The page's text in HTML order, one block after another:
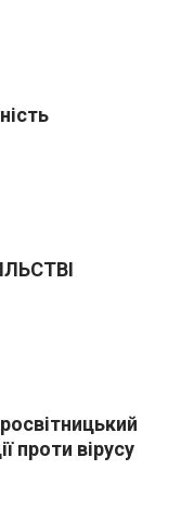
проти вірусу